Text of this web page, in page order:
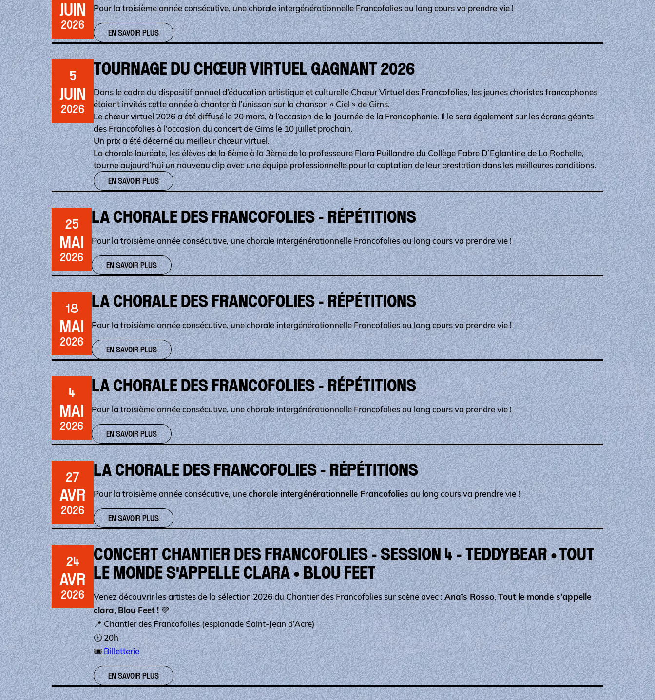
JUIN
2026
Pour la troisième année consécutive, une chorale intergénérationnelle Francofolies au long cours va prendre vie !
EN SAVOIR PLUS
5
JUIN
2026
TOURNAGE DU CHŒUR VIRTUEL GAGNANT 2026
Dans le cadre du dispositif annuel d’éducation artistique et culturelle Chœur Virtuel des Francofolies, les jeunes choristes francophones
étaient invités cette année à chanter à l’unisson sur la chanson « Ciel » de Gims.
Le chœur virtuel 2026 a été diffusé le 20 mars, à l’occasion de la Journée de la Francophonie. Il le sera également sur les écrans géants
des Francofolies à l’occasion du concert de Gims le 10 juillet prochain.
Un prix a été décerné au meilleur chœur virtuel.
La chorale lauréate, les élèves de la 6ème à la 3ème de la professeure Flora Puillandre du Collège Fabre D’Eglantine de La Rochelle,
tourne aujourd’hui un nouveau clip avec une équipe professionnelle pour la captation de leur prestation dans les meilleures conditions.
EN SAVOIR PLUS
25
MAI
2026
LA CHORALE DES FRANCOFOLIES - RÉPÉTITIONS
Pour la troisième année consécutive, une chorale intergénérationnelle Francofolies au long cours va prendre vie !
EN SAVOIR PLUS
18
MAI
2026
LA CHORALE DES FRANCOFOLIES - RÉPÉTITIONS
Pour la troisième année consécutive, une chorale intergénérationnelle Francofolies au long cours va prendre vie !
EN SAVOIR PLUS
4
MAI
2026
LA CHORALE DES FRANCOFOLIES - RÉPÉTITIONS
Pour la troisième année consécutive, une chorale intergénérationnelle Francofolies au long cours va prendre vie !
EN SAVOIR PLUS
27
AVR
2026
LA CHORALE DES FRANCOFOLIES - RÉPÉTITIONS
Pour la troisième année consécutive, unechorale intergénérationnelle Francofoliesau long cours va prendre vie !
EN SAVOIR PLUS
24
AVR
2026
CONCERT CHANTIER DES FRANCOFOLIES - SESSION 4 - TEDDYBEAR • TOUT
LE MONDE S'APPELLE CLARA • BLOU FEET
Venez découvrir les artistes de la sélection 2026 du Chantier des Francofolies sur scène avec :Anaïs Rosso,Tout le monde s’appelle
clara,Blou Feet !💜
📍 Chantier des Francofolies (esplanade Saint-Jean d’Acre)
🕕 20h
🎟️Billetterie
EN SAVOIR PLUS